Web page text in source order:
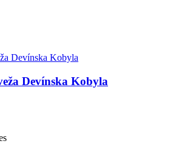
Devínska Kobyla